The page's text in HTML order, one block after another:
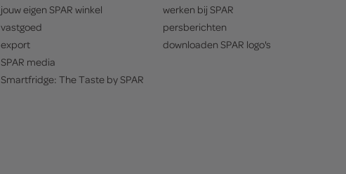
jouw eigen SPAR winkel
vastgoed
export
SPAR media
Smartfridge: The Taste bySPAR
werken bij SPAR
persberichten
downloaden SPAR logo's